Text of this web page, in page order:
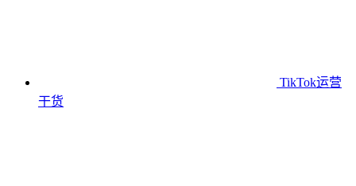
TikTok运营
干货